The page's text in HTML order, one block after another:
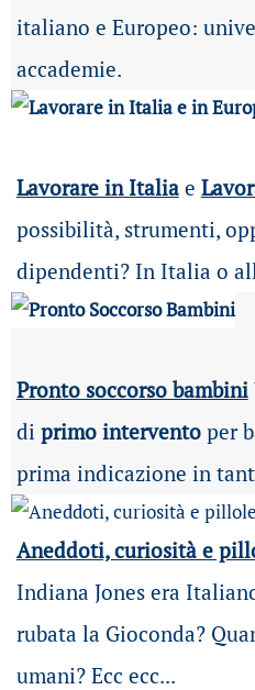
italiano e Europeo:
accademie.
Lavorare in Italia e
possibilità, strumenti,
dipendenti? In Italia o
Pronto soccorso bambini
di primo interventoper
prima indicazione in
Aneddoti, curiosità e
Indiana Jones era
rubata la Gioconda?
umani? Ecc ecc...